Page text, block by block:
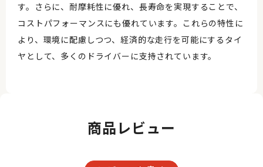
す。さらに、耐摩耗性に優れ、長寿命を実現することで、
コストパフォーマンスにも優れています。これらの特性に
より、環境に配慮しつつ、経済的な走行を可能にするタイ
ヤとして、多くのドライバーに支持されています。
商品レビュー